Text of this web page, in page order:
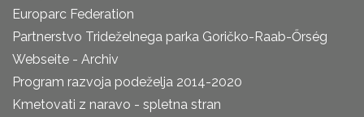
Europarc Federation
Partnerstvo Trideželnega parka Goričko-Raab-Őrség
Webseite - Archiv
Program razvoja podeželja 2014-2020
Kmetovati z naravo - spletna stran